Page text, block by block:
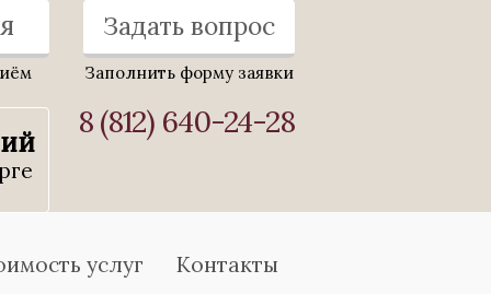
Задать вопрос
Заполнить форму заявки
8 (812) 640-24-28
услуг Контакты